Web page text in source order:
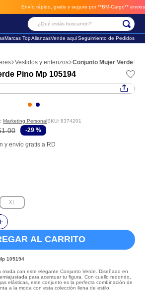
Envío rápido, gratis y seguro por **BM-Cargo** envios a
¿Qué estás buscando?
Marcas TopAlianzasVende aquíSeguimiento de Pedidos
Vestidos y enterizos Conjunto Mujer Verde
Pino Mp 105194
Marketing PersonalSKU: 8374201
.00 -29 %
y envío gratis a RD
XL
AL CARRITO
105194
con este elegante Conjunto Verde. Diseñado en
para acentuar tu figura. Con cuello redondo,
elásticas, este conjunto es la perfecta combinación de
a la moda con esta colección llena de estilo!